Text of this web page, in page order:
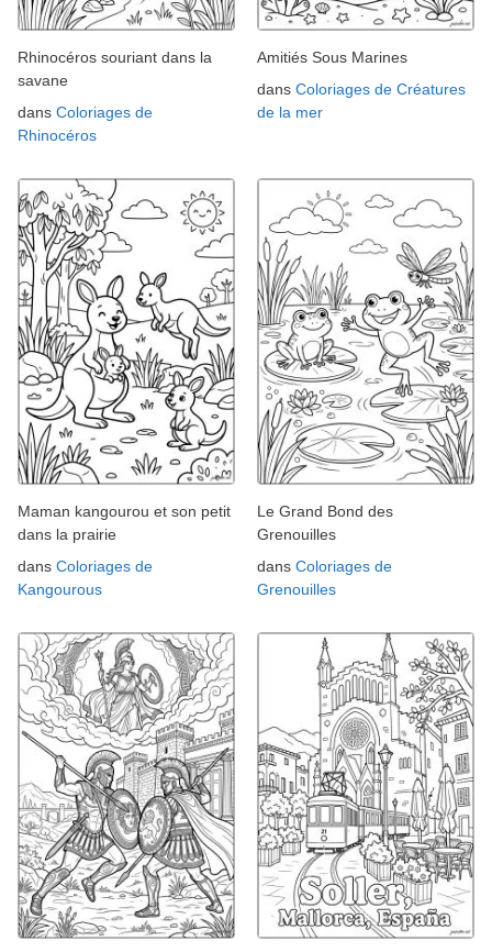
Rhinocéros souriant dans la
savane
dans Coloriages de
Rhinocéros
Amitiés Sous Marines
dans Coloriages de Créatures
de la mer
Maman kangourou et son petit
dans la prairie
dans Coloriages de
Kangourous
Le Grand Bond des
Grenouilles
dans Coloriages de
Grenouilles